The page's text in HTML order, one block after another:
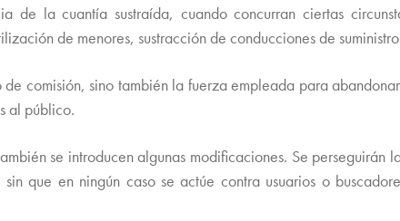
de la cuantía sustraída, cuando concurran ciertas
de menores, sustracción de conducciones de
comisión, sino también la fuerza empleada para
al público.
se introducen algunas modificaciones. Se
que en ningún caso se actúe contra usuarios o